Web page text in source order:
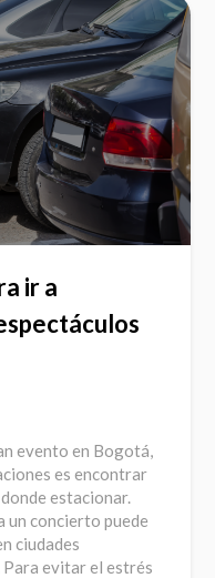
ir a
evento en Bogotá,
es encontrar
estacionar.
un concierto puede
ciudades
evitar el estrés